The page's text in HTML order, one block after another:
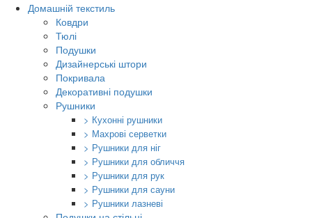
Домашній текстиль
Ковдри
Тюлі
Подушки
Дизайнерські штори
Покривала
Декоративні подушки
Рушники
> Кухонні рушники
> Махрові серветки
> Рушники для ніг
> Рушники для обличчя
> Рушники для рук
> Рушники для сауни
> Рушники лазневі